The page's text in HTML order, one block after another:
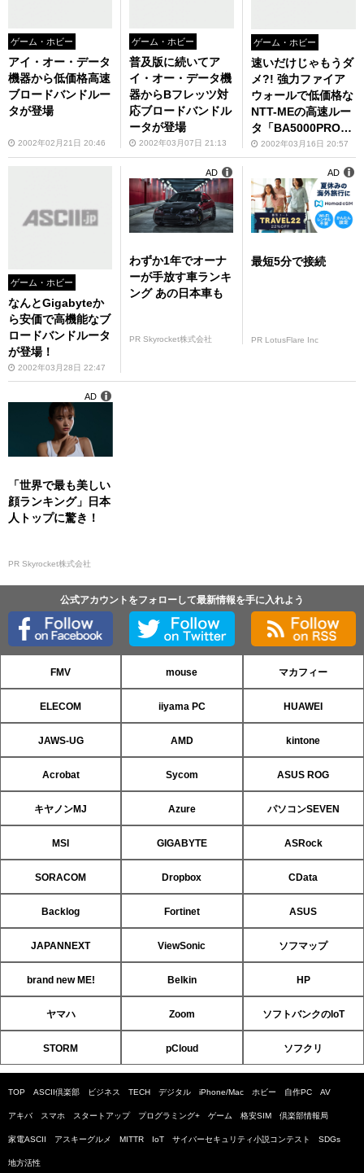
ゲーム・ホビー
アイ・オー・データ
機器から低価格高速
ブロードバンドルー
タが登場
2002年02月21日 20:46
ゲーム・ホビー
普及版に続いてア
イ・オー・データ機
器からBフレッツ対
応ブロードバンドル
ータが登場
2002年03月07日 21:13
ゲーム・ホビー
速いだけじゃもうダ
メ?! 強力ファイア
ウォールで低価格な
NTT-MEの高速ルー
タ「BA5000PRO」
登場！
2002年03月16日 20:57
ゲーム・ホビー
なんとGigabyteか
ら安価で高機能なブ
ロードバンドルータ
が登場！
2002年03月28日 22:47
わずか1年でオーナ
ーが手放す車ランキ
ング あの日本車も
PR Skyrocket株式会社
AD
最短5分で接続
PR LotusFlare Inc
AD
「世界で最も美しい
顔ランキング」日本
人トップに驚き！
PR Skyrocket株式会社
AD
公式アカウントをフォローして最新情報を手に入れよう
FMV mouse マカフィー
ELECOM iiyama PC HUAWEI
JAWS-UG AMD kintone
Acrobat Sycom ASUS ROG
キヤノンMJ Azure パソコンSEVEN
MSI GIGABYTE ASRock
SORACOM Dropbox CData
Backlog Fortinet ASUS
JAPANNEXT ViewSonic ソフマップ
brand new ME! Belkin HP
ヤマハ Zoom ソフトバンクのIoT
STORM pCloud ソフクリ
TOP ASCII倶楽部 ビジネス TECH デジタル iPhone/Mac ホビー 自作PC AV
アキバ スマホ スタートアップ プログラミング+ ゲーム 格安SIM 倶楽部情報局
家電ASCII アスキーグルメ MITTR IoT サイバーセキュリティ小説コンテスト SDGs
地方活性